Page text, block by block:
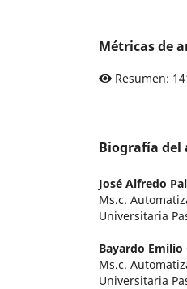
Métricas de
Resumen:
Biografía
José Alfredo
Ms.c.
Universitaria
Bayardo Emilio
Ms.c.
Universitaria